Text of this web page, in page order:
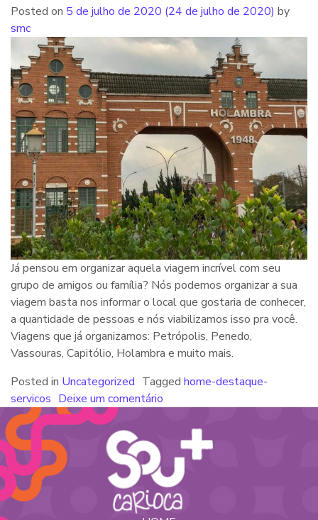
Posted on 5 de julho de 2020 (24 de julho de 2020) by
smc
Já pensou em organizar aquela viagem incrível com seu
grupo de amigos ou família? Nós podemos organizar a sua
viagem basta nos informar o local que gostaria de conhecer,
a quantidade de pessoas e nós viabilizamos isso pra você.
Viagens que já organizamos: Petrópolis, Penedo,
Vassouras, Capitólio, Holambra e muito mais.
Posted in Uncategorized Tagged home-destaque-
servicos Deixe um comentário